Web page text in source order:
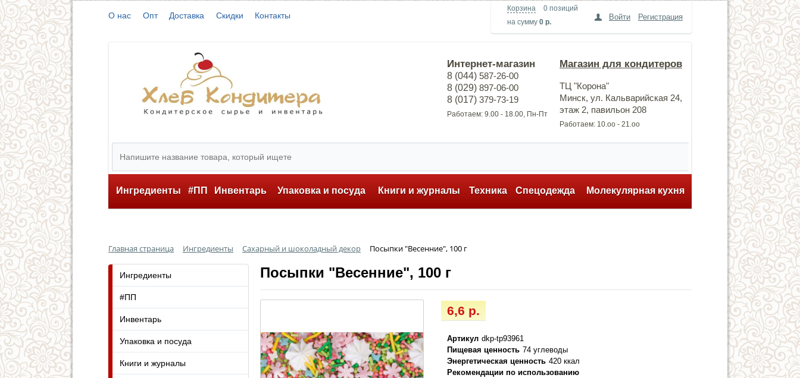
Корзина
0 позиций
на сумму 0 р.
Войти Регистрация
О нас Опт Доставка Скидки Контакты
Интернет-магазин
8 (044) 587-26-00
8 (029) 897-06-00
8 (017) 379-73-19
Работаем: 9.00 - 18.00, Пн-Пт
Магазин для кондитеров
ТЦ "Корона"
Минск, ул. Кальварийская 24,
этаж 2, павильон 208
Работаем: 10.оо - 21.оо
Ингредиенты #ПП Инвентарь Упаковка и посуда Книги и журналы Техника Спецодежда Молекулярная кухня
Главная страница Ингредиенты Сахарный и шоколадный декор Посыпки "Весенние", 100 г
Посыпки "Весенние", 100 г
6,6 р.
Артикул dkp-tp93961
Пищевая ценность 74 углеводы
Энергетическая ценность 420 ккал
Рекомендации по использованию
Ингредиенты
#ПП
Инвентарь
Упаковка и посуда
Книги и журналы